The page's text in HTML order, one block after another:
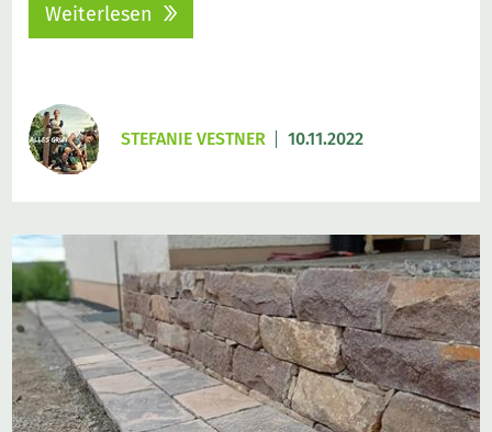
Weiterlesen
STEFANIE VESTNER 10.11.2022